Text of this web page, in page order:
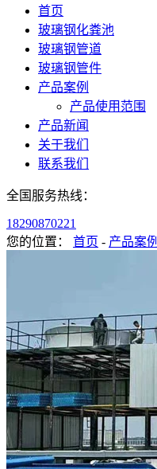
首页
玻璃钢化粪池
玻璃钢管道
玻璃钢管件
产品案例
产品使用范围
产品新闻
关于我们
联系我们
全国服务热线：
18290870221
您的位置： 首页 - 产品案例